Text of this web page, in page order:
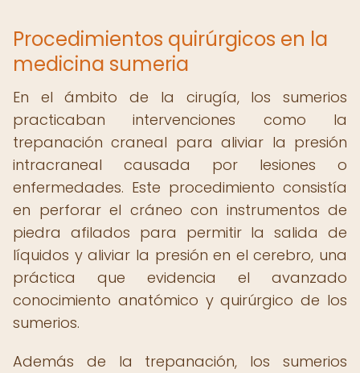
Procedimientos quirúrgicos en la
medicina sumeria
En el ámbito de la cirugía, los sumerios
practicaban intervenciones como la
trepanación craneal para aliviar la presión
intracraneal causada por lesiones o
enfermedades. Este procedimiento consistía
en perforar el cráneo con instrumentos de
piedra afilados para permitir la salida de
líquidos y aliviar la presión en el cerebro, una
práctica que evidencia el avanzado
conocimiento anatómico y quirúrgico de los
sumerios.
Además de la trepanación, los sumerios